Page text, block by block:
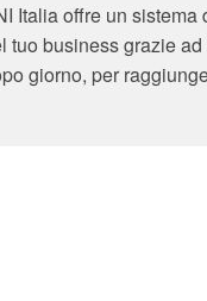
Italia offre un
tuo business grazie
giorno, per